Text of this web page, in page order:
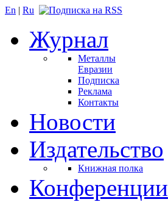
En | Ru
Журнал
Металлы
Евразии
Подписка
Реклама
Контакты
Новости
Издательство
Книжная полка
Конференции